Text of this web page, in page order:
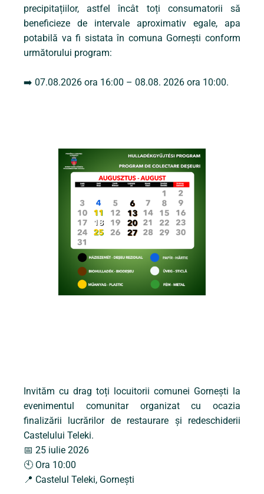
precipitațiilor, astfel încât toți consumatorii să
beneficieze de intervale aproximativ egale, apa
potabilă va fi sistata în comuna Gornești conform
următorului program:
➡️ 07.08.2026 ora 16:00 – 08.08. 2026 ora 10:00.
Invităm cu drag toți locuitorii comunei Gornești la
evenimentul comunitar organizat cu ocazia
finalizării lucrărilor de restaurare și redeschiderii
Castelului Teleki.
📅 25 iulie 2026
🕙 Ora 10:00
📍 Castelul Teleki, Gornești